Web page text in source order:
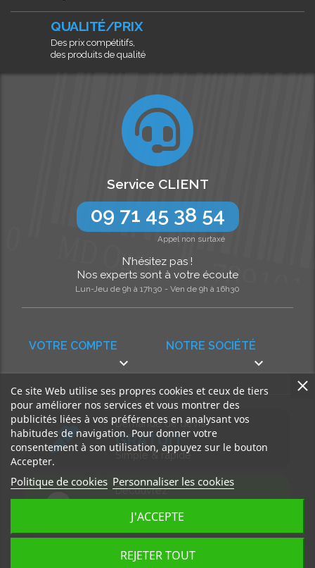
QUALITÉ/PRIX
Des prix compétitifs,
des produits de qualité
NOTRE SOCIÉTÉ

VOTRE COMPTE

Service CLIENT
09 71 45 38 54
Appel non surtaxé
N’hésitez pas !
Nos experts sont à votre écoute
Lun-Jeu de 9h à 17h30 - Ven de 9h à 16h30
Demande de devis
GRATUIT
Simple & rapide
Découvrez
Accédez à nos articles
Ce site Web utilise ses propres cookies et ceux de tiers
pour améliorer nos services et vous montrer des
publicités liées à vos préférences en analysant vos
habitudes de navigation. Pour donner votre
consentement à son utilisation, appuyez sur le bouton
Accepter.
Politique de cookies Personnaliser les cookies
REJETER TOUT
J'ACCEPTE
Tous droits réservés, MD Ouest © 2026